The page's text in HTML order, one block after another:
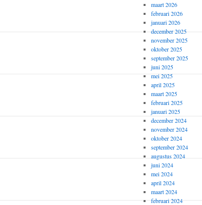
maart 2026
februari 2026
januari 2026
december 2025
november 2025
oktober 2025
september 2025
juni 2025
mei 2025
april 2025
maart 2025
februari 2025
januari 2025
december 2024
november 2024
oktober 2024
september 2024
augustus 2024
juni 2024
mei 2024
april 2024
maart 2024
februari 2024